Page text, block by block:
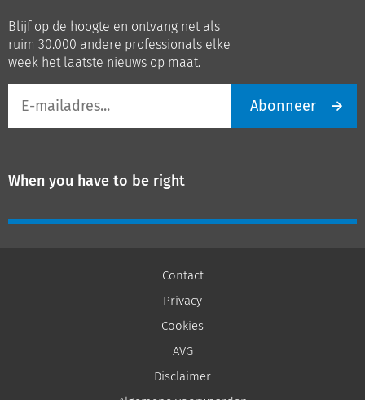
LinkedInYoutube
Blijf op de hoogte en ontvang net als
ruim 30.000 andere professionals elke
week het laatste nieuws op maat.
mailadres
Abonneer
When you have to be right
Contact
Privacy
Cookies
AVG
Disclaimer